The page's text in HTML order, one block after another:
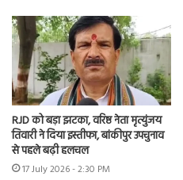
RJD को बड़ा झटका, वरिष्ठ नेता मृत्युंजय
तिवारी ने दिया इस्तीफा, बांकीपुर उपचुनाव
से पहले बढ़ी हलचल
17 July 2026 - 2:30 PM